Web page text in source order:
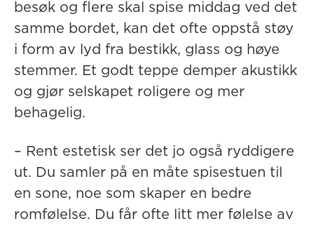
besøk og flere skal spise middag ved det
samme bordet, kan det ofte oppstå støy
i form av lyd fra bestikk, glass og høye
stemmer. Et godt teppe demper akustikk
og gjør selskapet roligere og mer
behagelig.
– Rent estetisk ser det jo også ryddigere
ut. Du samler på en måte spisestuen til
en sone, noe som skaper en bedre
romfølelse. Du får ofte litt mer følelse av